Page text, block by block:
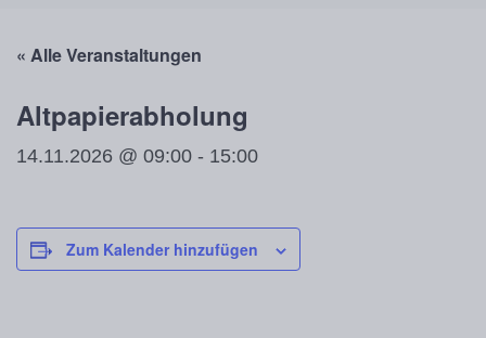
« Alle Veranstaltungen
Altpapierabholung
14.11.2026 @ 09:00 - 15:00
Zum Kalender hinzufügen